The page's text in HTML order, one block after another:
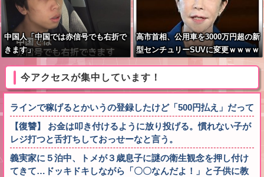
中国人「中国では赤信号でも右折で
きます」
高市首相、公用車を3000万円超の新
型センチュリーSUVに変更ｗｗｗｗ
今アクセスが集中しています！
ラインで稼げるとかいうの登録したけど「500円払え」だって
【復讐】 お金は叩き付けるように放り投げる。慣れない子が
レジ打つと舌打ちしておっせーなと言う。
義実家に５泊中、トメが３歳息子に謎の衛生観念を押し付け
てきて…ドッキドキしながら「〇〇なんだよ！」と子供に教